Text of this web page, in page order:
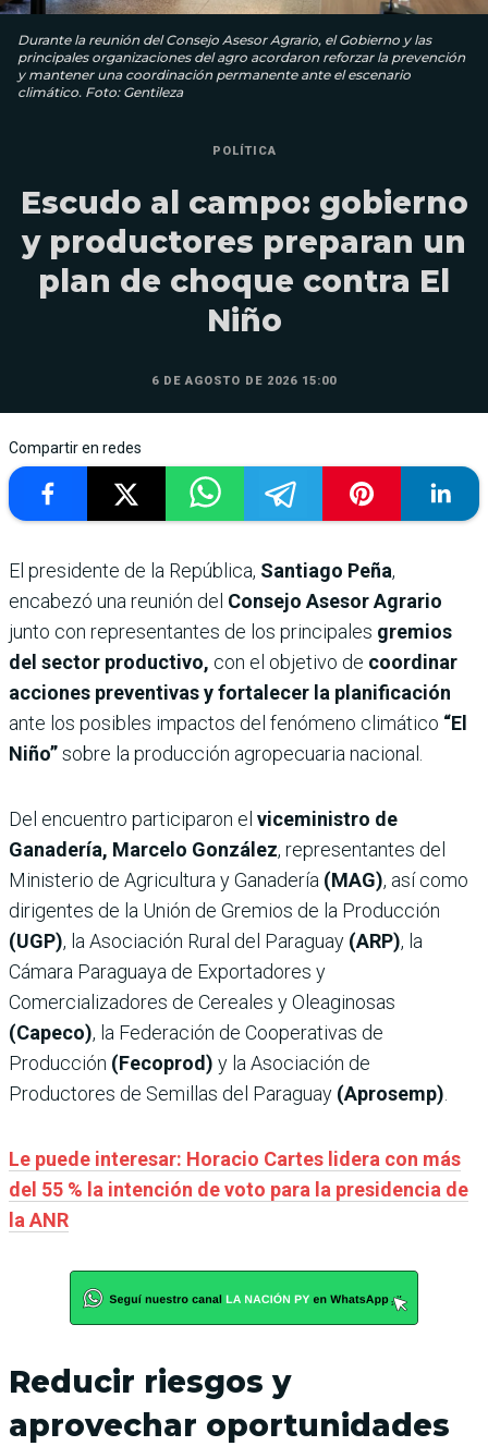
Durante la reunión del Consejo Asesor Agrario, el Gobierno y las
principales organizaciones del agro acordaron reforzar la prevención
y mantener una coordinación permanente ante el escenario
climático. Foto: Gentileza
POLÍTICA
Escudo al campo: gobierno
y productores preparan un
plan de choque contra El
Niño
6 DE AGOSTO DE 2026 15:00
Compartir en redes
El presidente de la República, Santiago Peña,
encabezó una reunión del Consejo Asesor Agrario
junto con representantes de los principales gremios
del sector productivo, con el objetivo de coordinar
acciones preventivas y fortalecer la planificación
ante los posibles impactos del fenómeno climático “El
Niño”sobre la producción agropecuaria nacional.
Del encuentro participaron el viceministro de
Ganadería, Marcelo González, representantes del
Ministerio de Agricultura y Ganadería (MAG), así como
dirigentes de la Unión de Gremios de la Producción
(UGP), la Asociación Rural del Paraguay (ARP), la
Cámara Paraguaya de Exportadores y
Comercializadores de Cereales y Oleaginosas
(Capeco), la Federación de Cooperativas de
Producción (Fecoprod) y la Asociación de
Productores de Semillas del Paraguay (Aprosemp).
Le puede interesar: Horacio Cartes lidera con más
del 55 % la intención de voto para la presidencia de
la ANR
Reducir riesgos y
aprovechar oportunidades